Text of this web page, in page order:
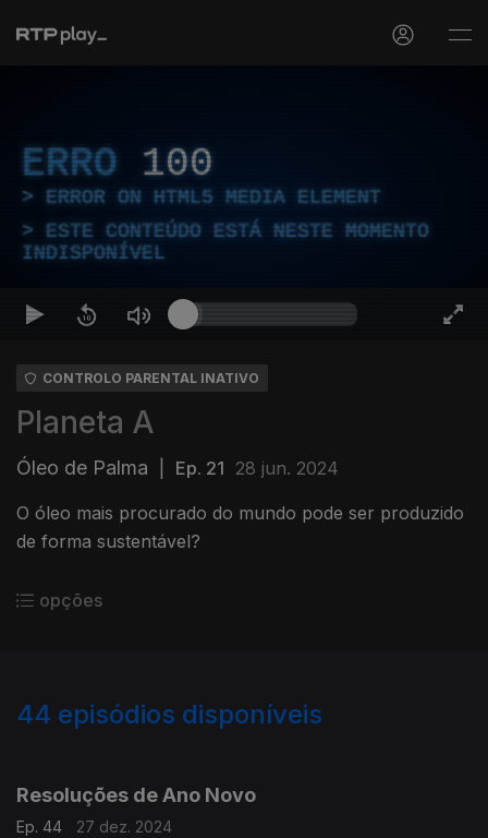
ERRO 100
ERROR ON HTML5 MEDIA ELEMENT
ESTE CONTEÚDO ESTÁ NESTE MOMENTO
INDISPONÍVEL
CONTROLO PARENTAL INATIVO
Planeta A
Óleo de Palma Ep. 21 28 jun. 2024
O óleo mais procurado do mundo pode ser produzido
de forma sustentável?
opções
44 episódios disponíveis
Resoluções de Ano Novo
Ep. 44
27 dez. 2024